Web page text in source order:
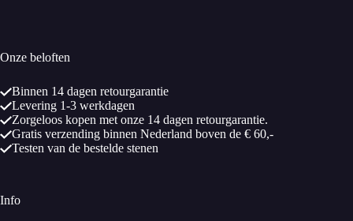
Onze beloften
Binnen 14 dagen retourgarantie
Levering 1-3 werkdagen
Zorgeloos kopen met onze 14 dagen retourgarantie.
Gratis verzending binnen Nederland boven de € 60,-
Testen van de bestelde stenen
Info